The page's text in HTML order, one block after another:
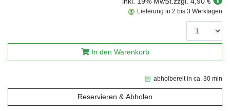
abholbereit in ca. 30 min
Reservieren & Abholen
Lieferung in 2 bis 3 Werktagen
In den Warenkorb